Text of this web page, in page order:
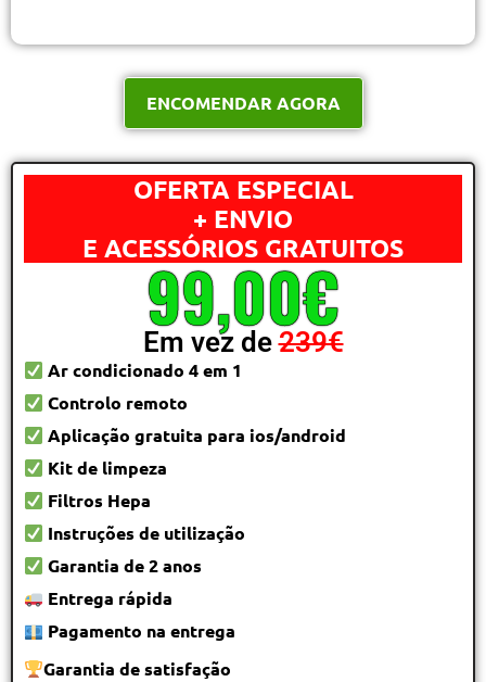
ENCOMENDAR AGORA
OFERTA ESPECIAL
+ ENVIO
E ACESSÓRIOS GRATUITOS
99,00€
Em vez de239€
Ar condicionado 4 em 1
Controlo remoto
Aplicação gratuita para ios/android
Kit de limpeza
Filtros Hepa
Instruções de utilização
Garantia de 2 anos
Entrega rápida
Pagamento na entrega
Garantia de satisfação